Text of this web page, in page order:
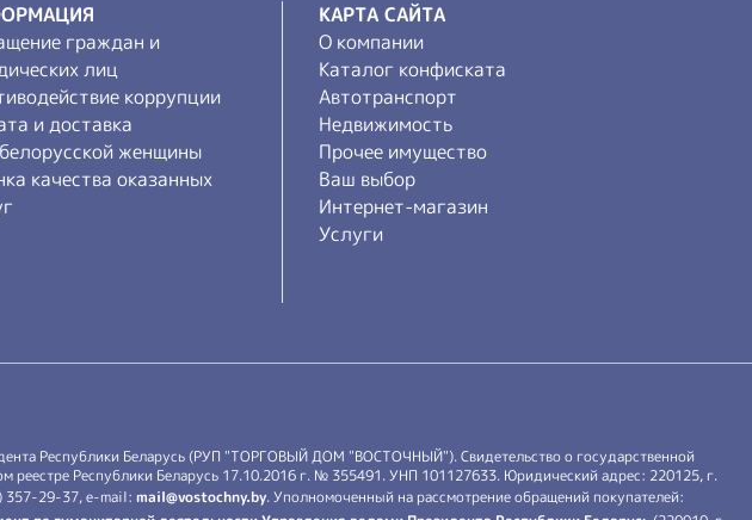
граждан и
лиц
коррупции
и доставка
женщины
качества оказанных
КАРТА САЙТА
О компании
Каталог конфиската
Автотранспорт
Недвижимость
Прочее имущество
Ваш выбор
Интернет-магазин
Услуги
Республики Беларусь (РУП "ТОРГОВЫЙ ДОМ "ВОСТОЧНЫЙ"). Свидетельство о государственной
Республики Беларусь 17.10.2016 г. № 355491. УНП 101127633. Юридический адрес: 220125, г.
357-29-37, e-mail: mail@vostochny.by. Уполномоченный на рассмотрение обращений покупателей: